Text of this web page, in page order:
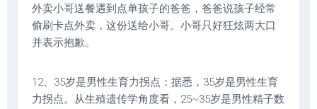
外卖小哥送餐遇到点单孩子的爸爸，爸爸说孩子经常
偷刷卡点外卖，这份送给小哥。小哥只好狂炫两大口
并表示抱歉。
12、35岁是男性生育力拐点：据悉，35岁是男性生育
力拐点。从生殖遗传学角度看，25~35岁是男性精子数